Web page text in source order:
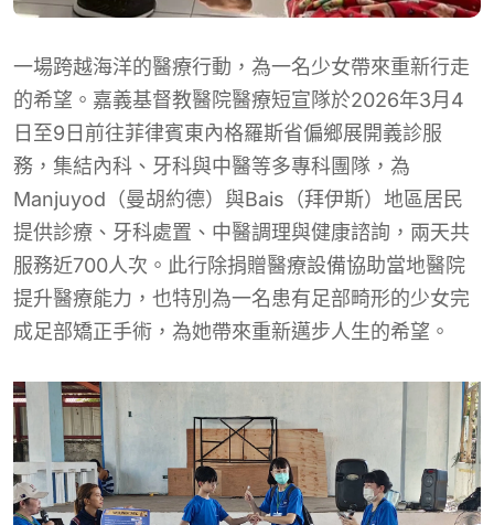
一場跨越海洋的醫療行動，為一名少女帶來重新行走
的希望。嘉義基督教醫院醫療短宣隊於2026年3月4
日至9日前往菲律賓東內格羅斯省偏鄉展開義診服
務，集結內科、牙科與中醫等多專科團隊，為
Manjuyod（曼胡約德）與Bais（拜伊斯）地區居民
提供診療、牙科處置、中醫調理與健康諮詢，兩天共
服務近700人次。此行除捐贈醫療設備協助當地醫院
提升醫療能力，也特別為一名患有足部畸形的少女完
成足部矯正手術，為她帶來重新邁步人生的希望。